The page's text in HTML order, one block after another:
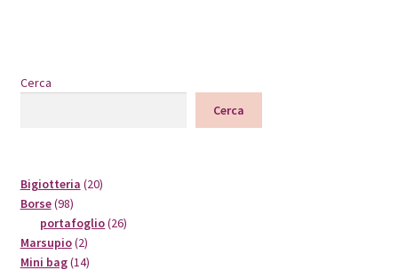
Cerca
Cerca
Bigiotteria 2020
Borse 9898
prodotti
portafoglio 2626
Marsupio 22
prodotti
Mini bag 1414